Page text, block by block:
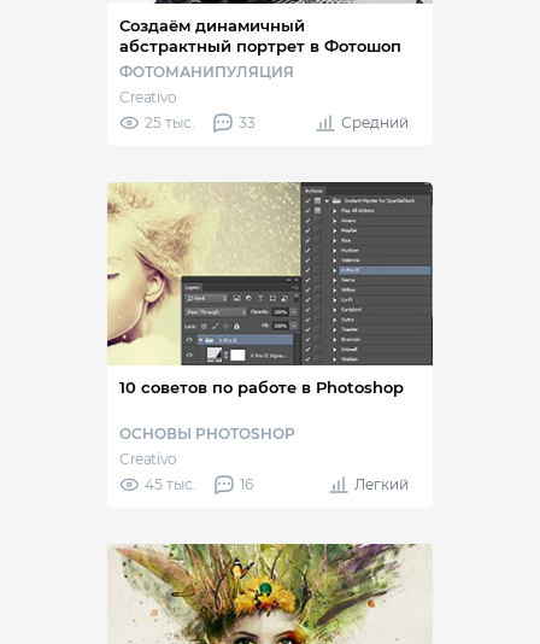
Создаём динамичный
абстрактный портрет в Фотошоп
ФОТОМАНИПУЛЯЦИЯ
Creativo
25 тыс.
33 Средний
10 советов по работе в Photoshop
ОСНОВЫ PHOTOSHOP
Creativo
45 тыс.
16 Легкий